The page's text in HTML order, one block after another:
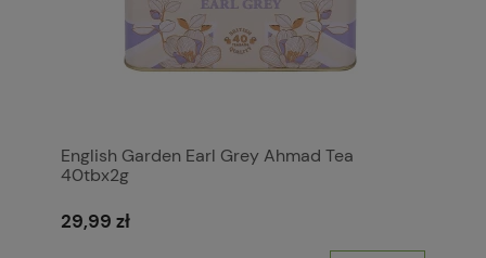
English Garden Earl Grey Ahmad Tea
40tbx2g
29,99 zł